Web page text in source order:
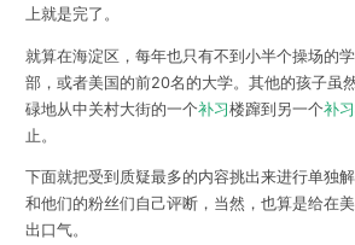
上就是完了。
就算在海淀区，每年也只有不到小半个操场的
部，或者美国的前20名的大学。其他的孩子虽
碌地从中关村大街的一个补习楼蹿到另一个补习
止。
下面就把受到质疑最多的内容挑出来进行单独
和他们的粉丝们自己评断，当然，也算是给在
出口气。